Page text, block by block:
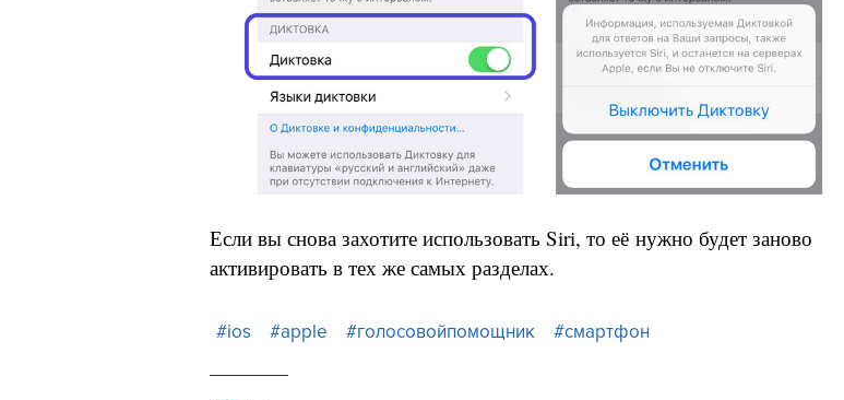
Если вы снова захотите использовать Siri, то её нужно будет заново
активировать в тех же самых разделах.
#ios #apple #голосовойпомощник #смартфон